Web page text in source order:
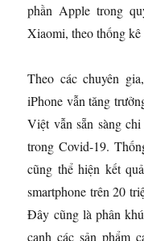
phần Apple trong
Xiaomi, theo thống
Theo các chuyên
iPhone vẫn tăng
Việt vẫn sẵn sàng
trong Covid-19.
cũng thể hiện kết
smartphone trên 20
Đây cũng là phân
cạnh các sản phẩm